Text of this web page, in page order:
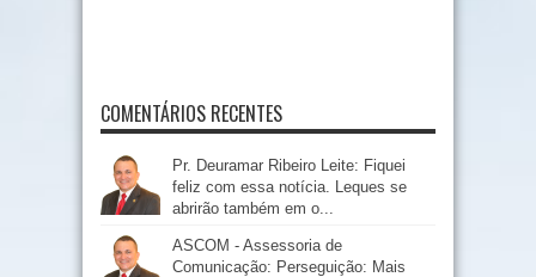
COMENTÁRIOS RECENTES
Pr. Deuramar Ribeiro Leite: Fiquei
feliz com essa notícia. Leques se
abrirão também em o...
ASCOM - Assessoria de
Comunicação: Perseguição: Mais